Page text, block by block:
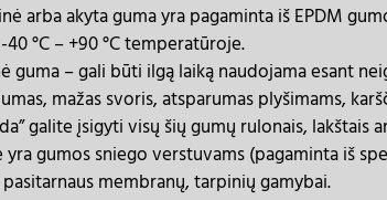
arba akyta guma yra pagaminta iš EPDM
°C – +90 °C temperatūroje.
guma – gali būti ilgą laiką naudojama esant
mažas svoris, atsparumas plyšimams,
galite įsigyti visų šių gumų rulonais,
gumos sniego verstuvams (pagaminta iš
membranų, tarpinių gamybai.